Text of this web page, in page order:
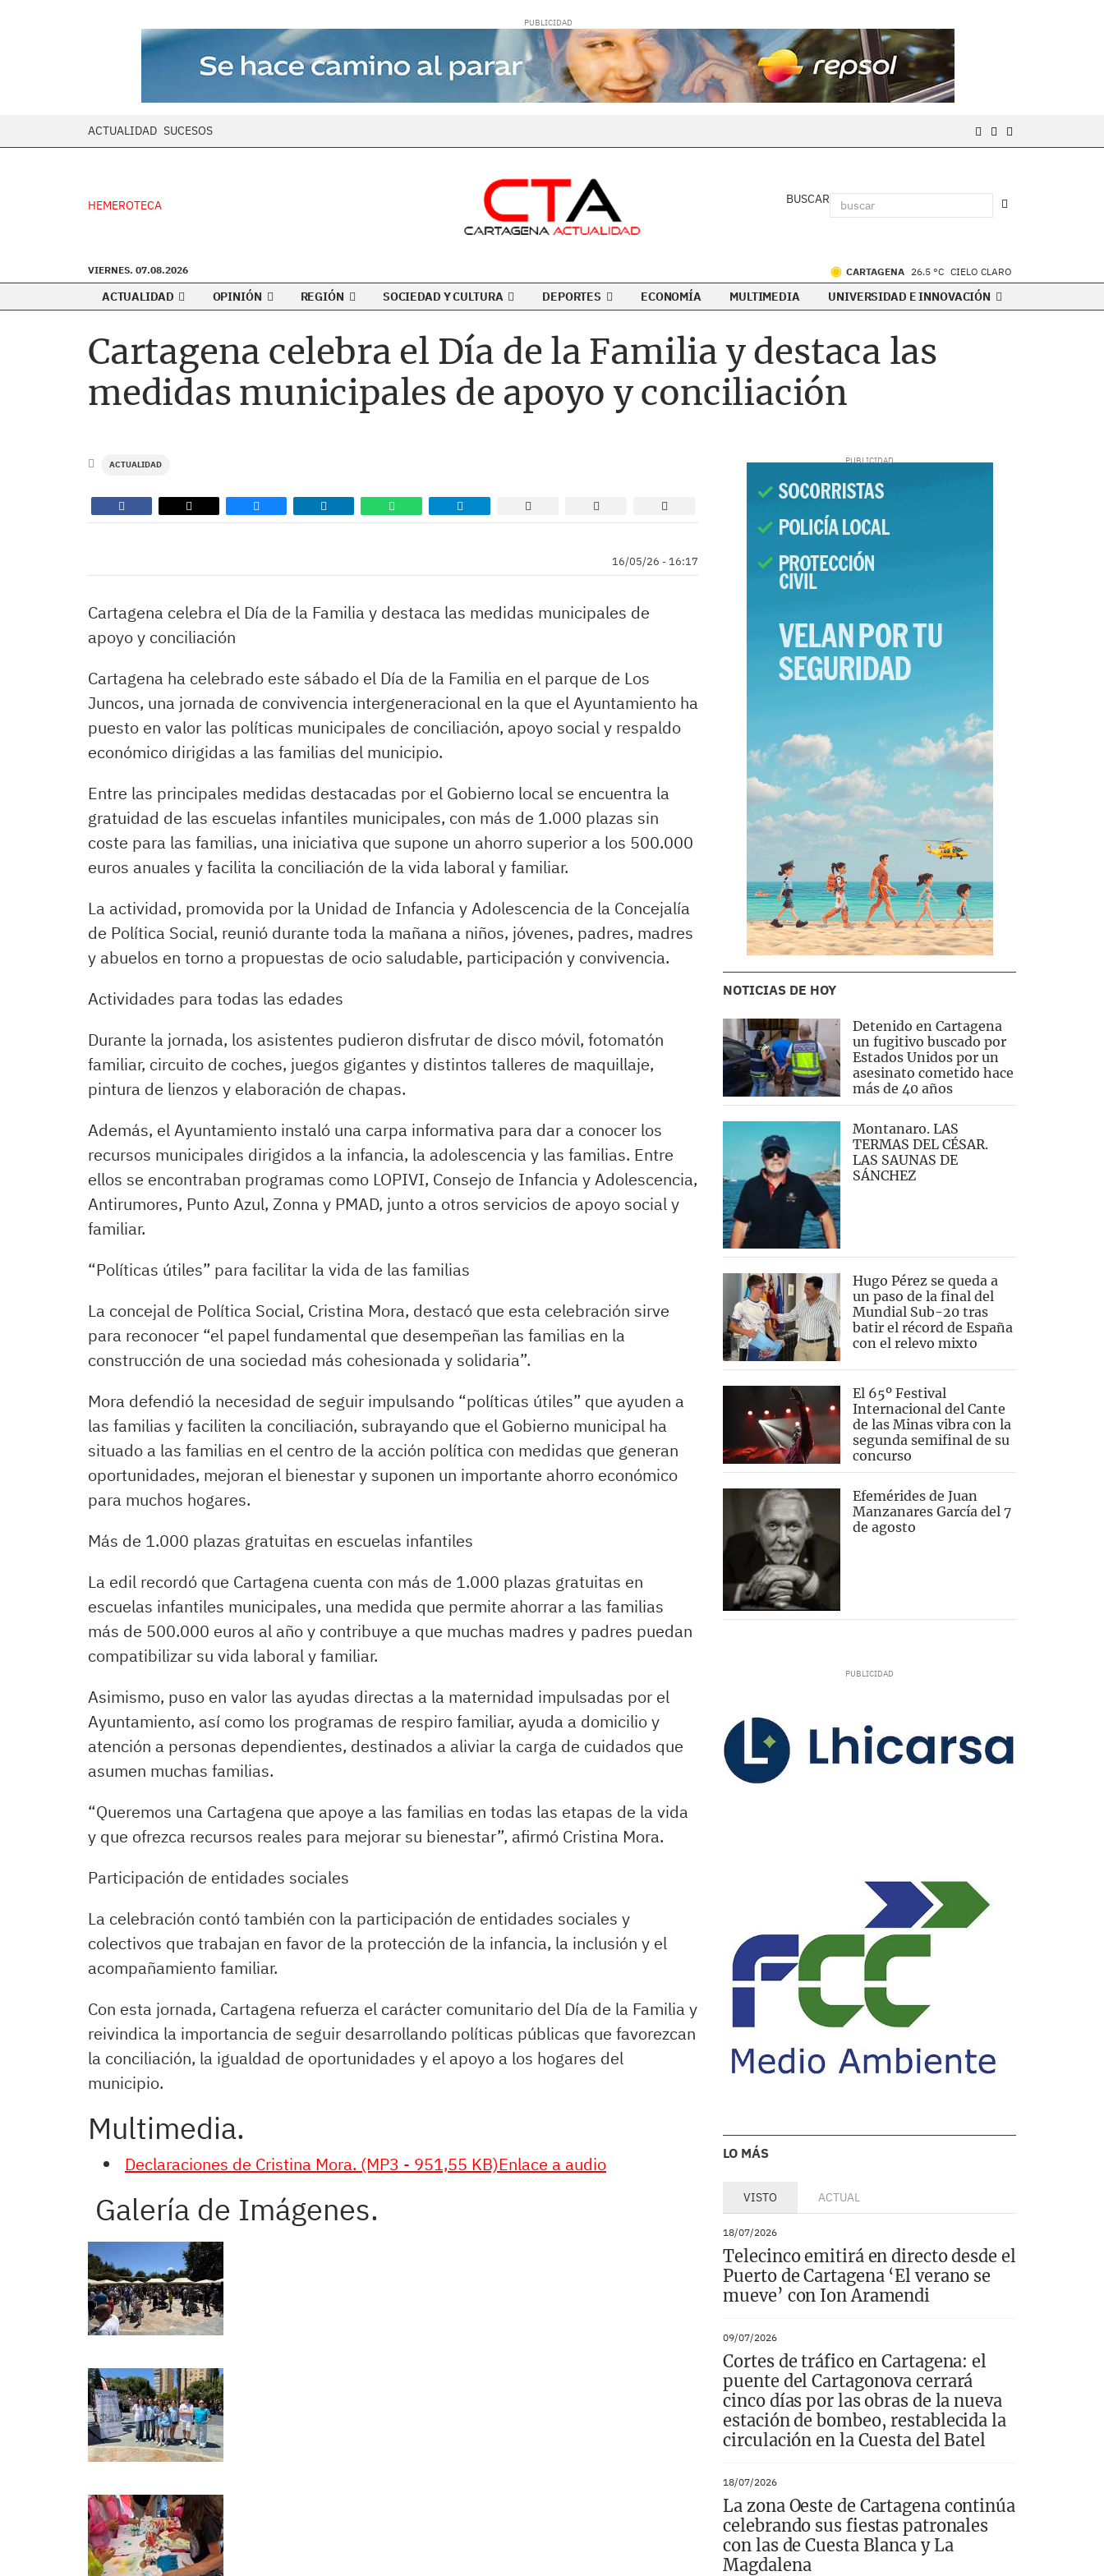
ACTUALIDAD SUCESOS
HEMEROTECA BUSCAR
VIERNES. 07.08.2026 CARTAGENA 26.5 °C CIELO CLARO
ACTUALIDAD OPINIÓN REGIÓN SOCIEDAD Y CULTURA DEPORTES ECONOMÍA MULTIMEDIA UNIVERSIDAD E INNOVACIÓN
Cartagena celebra el Día de la Familia y destaca las
medidas municipales de apoyo y conciliación
ACTUALIDAD
16/05/26 - 16:17
Cartagena celebra el Día de la Familia y destaca las medidas municipales de
apoyo y conciliación
Cartagena ha celebrado este sábado el Día de la Familia en el parque de Los
Juncos, una jornada de convivencia intergeneracional en la que el Ayuntamiento ha
puesto en valor las políticas municipales de conciliación, apoyo social y respaldo
económico dirigidas a las familias del municipio.
Entre las principales medidas destacadas por el Gobierno local se encuentra la
gratuidad de las escuelas infantiles municipales, con más de 1.000 plazas sin
coste para las familias, una iniciativa que supone un ahorro superior a los 500.000
euros anuales y facilita la conciliación de la vida laboral y familiar.
La actividad, promovida por la Unidad de Infancia y Adolescencia de la Concejalía
de Política Social, reunió durante toda la mañana a niños, jóvenes, padres, madres
y abuelos en torno a propuestas de ocio saludable, participación y convivencia.
Actividades para todas las edades
Durante la jornada, los asistentes pudieron disfrutar de disco móvil, fotomatón
familiar, circuito de coches, juegos gigantes y distintos talleres de maquillaje,
pintura de lienzos y elaboración de chapas.
Además, el Ayuntamiento instaló una carpa informativa para dar a conocer los
recursos municipales dirigidos a la infancia, la adolescencia y las familias. Entre
ellos se encontraban programas como LOPIVI, Consejo de Infancia y Adolescencia,
Antirumores, Punto Azul, Zonna y PMAD, junto a otros servicios de apoyo social y
familiar.
“Políticas útiles” para facilitar la vida de las familias
La concejal de Política Social, Cristina Mora, destacó que esta celebración sirve
para reconocer “el papel fundamental que desempeñan las familias en la
construcción de una sociedad más cohesionada y solidaria”.
Mora defendió la necesidad de seguir impulsando “políticas útiles” que ayuden a
las familias y faciliten la conciliación, subrayando que el Gobierno municipal ha
situado a las familias en el centro de la acción política con medidas que generan
oportunidades, mejoran el bienestar y suponen un importante ahorro económico
para muchos hogares.
Más de 1.000 plazas gratuitas en escuelas infantiles
La edil recordó que Cartagena cuenta con más de 1.000 plazas gratuitas en
escuelas infantiles municipales, una medida que permite ahorrar a las familias
más de 500.000 euros al año y contribuye a que muchas madres y padres puedan
compatibilizar su vida laboral y familiar.
Asimismo, puso en valor las ayudas directas a la maternidad impulsadas por el
Ayuntamiento, así como los programas de respiro familiar, ayuda a domicilio y
atención a personas dependientes, destinados a aliviar la carga de cuidados que
asumen muchas familias.
“Queremos una Cartagena que apoye a las familias en todas las etapas de la vida
y que ofrezca recursos reales para mejorar su bienestar”, afirmó Cristina Mora.
Participación de entidades sociales
La celebración contó también con la participación de entidades sociales y
colectivos que trabajan en favor de la protección de la infancia, la inclusión y el
acompañamiento familiar.
Con esta jornada, Cartagena refuerza el carácter comunitario del Día de la Familia y
reivindica la importancia de seguir desarrollando políticas públicas que favorezcan
la conciliación, la igualdad de oportunidades y el apoyo a los hogares del
municipio.
Multimedia.
Declaraciones de Cristina Mora. (MP3 - 951,55 KB)Enlace a audio
Galería de Imágenes.
NOTICIAS DE HOY
Detenido en Cartagena
un fugitivo buscado por
Estados Unidos por un
asesinato cometido hace
más de 40 años
Montanaro. LAS
TERMAS DEL CÉSAR.
LAS SAUNAS DE
SÁNCHEZ
Hugo Pérez se queda a
un paso de la final del
Mundial Sub-20 tras
batir el récord de España
con el relevo mixto
El 65º Festival
Internacional del Cante
de las Minas vibra con la
segunda semifinal de su
concurso
Efemérides de Juan
Manzanares García del 7
de agosto
LO MÁS
VISTO ACTUAL
18/07/2026
Telecinco emitirá en directo desde el
Puerto de Cartagena ‘El verano se
mueve’ con Ion Aramendi
09/07/2026
Cortes de tráfico en Cartagena: el
puente del Cartagonova cerrará
cinco días por las obras de la nueva
estación de bombeo, restablecida la
circulación en la Cuesta del Batel
18/07/2026
La zona Oeste de Cartagena continúa
celebrando sus fiestas patronales
con las de Cuesta Blanca y La
Magdalena